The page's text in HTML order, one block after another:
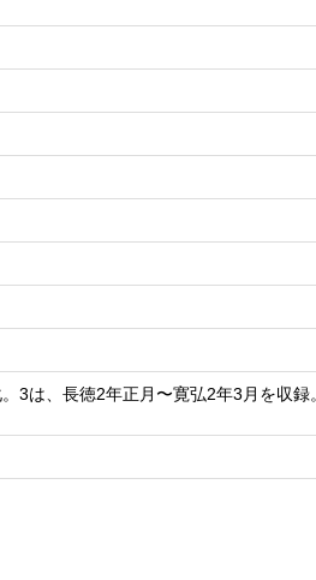
3は、長徳2年正月〜寛弘2年3月を収録